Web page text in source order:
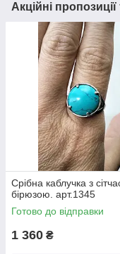
Акційні
Срібна каблучка з
бірюзою. арт.1345
Готово до відправки
1 360 ₴